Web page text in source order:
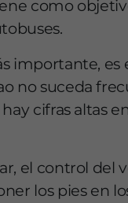
como
importante, es
no suceda
cifras altas
el control del
los pies en